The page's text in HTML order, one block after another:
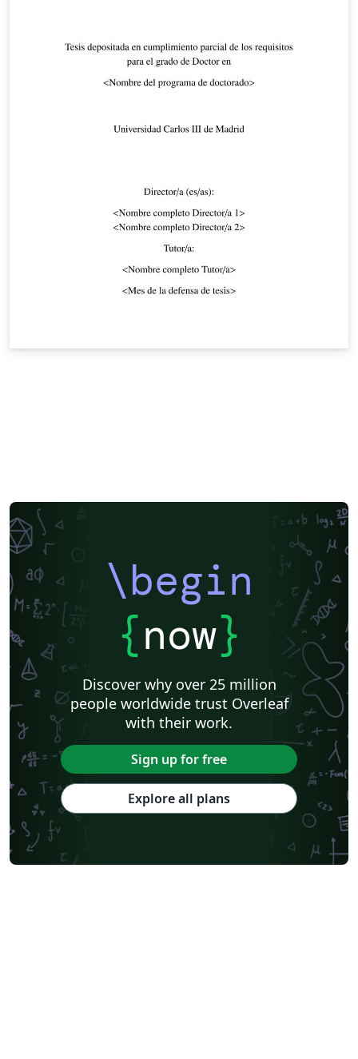
\begin
{now}
Discover why over 25 million
people worldwide trust Overleaf
with their work.
Sign up for free
Explore all plans